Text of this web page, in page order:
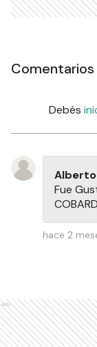
Comentarios
Debés
Alberto
Fue
hace 2
Ads